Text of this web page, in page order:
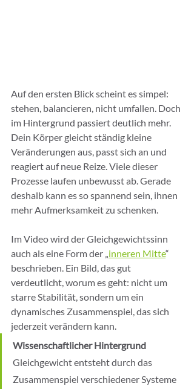
Auf den ersten Blick scheint es simpel:
stehen, balancieren, nicht umfallen. Doch
im Hintergrund passiert deutlich mehr.
Dein Körper gleicht ständig kleine
Veränderungen aus, passt sich an und
reagiert auf neue Reize. Viele dieser
Prozesse laufen unbewusst ab. Gerade
deshalb kann es so spannend sein, ihnen
mehr Aufmerksamkeit zu schenken.
Im Video wird der Gleichgewichtssinn
auch als eine Form der „ inneren Mitte“
beschrieben. Ein Bild, das gut
verdeutlicht, worum es geht: nicht um
starre Stabilität, sondern um ein
dynamisches Zusammenspiel, das sich
jederzeit verändern kann.
Wissenschaftlicher Hintergrund
Gleichgewicht entsteht durch das
Zusammenspiel verschiedener Systeme